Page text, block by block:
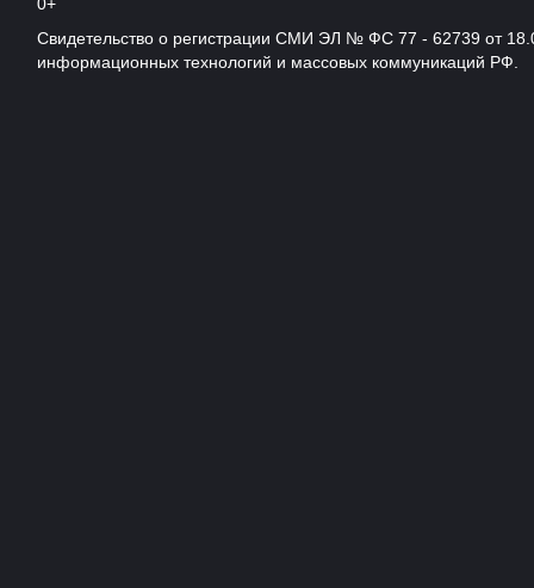
Свидетельство о регистрации СМИ ЭЛ № ФС 77 - 62739 от
информационных технологий и массовых коммуникаций РФ.